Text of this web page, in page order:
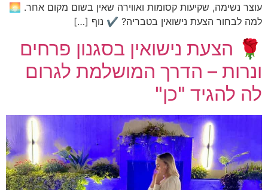
עוצר נשימה, שקיעות קסומות ואווירה שאין בשום מקום אחר. 🌅
למה לבחור הצעת נישואין בטבריה? ✔ נוף […]
🌹 הצעת נישואין בסגנון פרחים
ונרות – הדרך המושלמת לגרום
לה להגיד "כן"